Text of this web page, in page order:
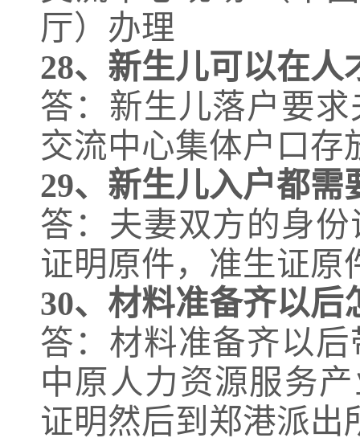
厅）办理
28、 新生儿可以在人
答：新生儿落户要
交流中心集体户口存
29、 新生儿入户都需
答：夫妻双方的身
证明原件，准生证原
30、 材料准备齐以后
答：材料准备齐以
中原人力资源服务
证明然后到郑港派出